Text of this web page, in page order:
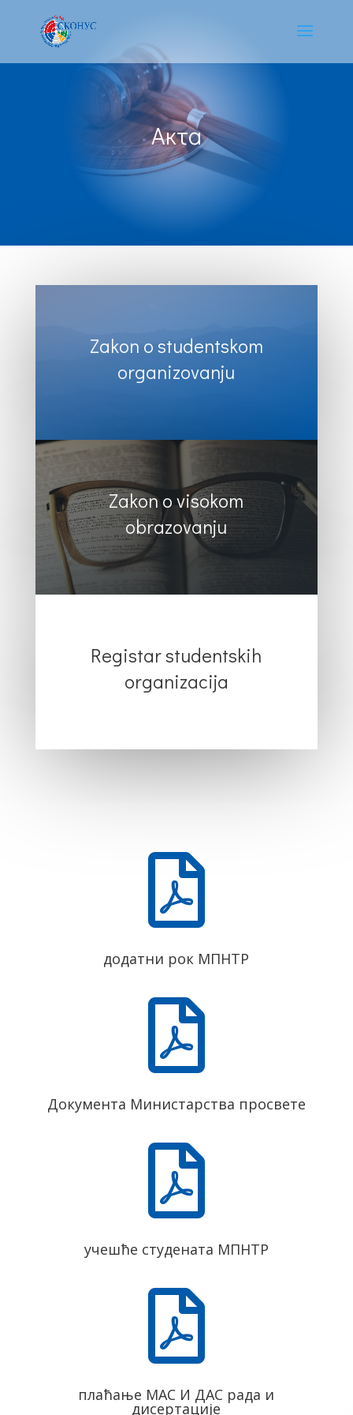
Акта
Zakon o studentskom
organizovanju
Zakon o visokom
obrazovanju
Registar studentskih
organizacija

додатни рок МПНТР

Документа Министарства просвете

учешће студената МПНТР

плаћање МАС И ДАС рада и
дисертације